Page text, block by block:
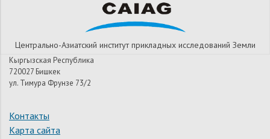
Центрально-Азиатский институт прикладных исследований Земли
Кыргызская Республика
720027 Бишкек
ул. Тимура Фрунзе 73/2
Контакты
Карта сайта